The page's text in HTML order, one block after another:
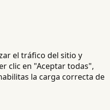
el tráfico del sitio y
clic en "Aceptar todas",
la carga correcta de